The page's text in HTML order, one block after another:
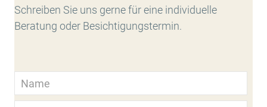
Schreiben Sie uns gerne für eine individuelle
Beratung oder Besichtigungstermin.